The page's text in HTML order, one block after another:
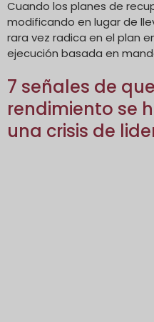
Cuando los planes de
modificando en lugar de
rara vez radica en el plan
ejecución basada en
7 señales de
rendimiento se
una crisis de